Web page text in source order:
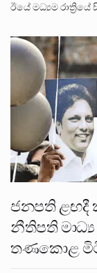
ඊයේ මධ්‍යම රාත්‍රියේ
ජනපති
නීතිපති
තණකොළ